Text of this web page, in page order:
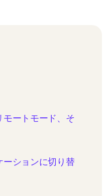
モートモード、そ
ーションに切り替